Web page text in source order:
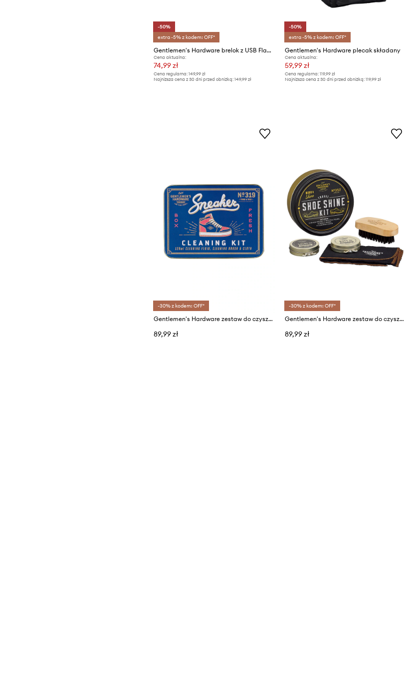
-50%
extra -5% z kodem: OFF*
Gentlemen's Hardware brelok z USB Flash Drive 16 GB
Cena aktualna:
74,99 zł
Cena regularna: 149,99 zł
Najniższa cena z 30 dni przed obniżką: 149,99 zł
-50%
extra -5% z kodem: OFF*
Gentlemen's Hardware plecak składany
Cena aktualna:
59,99 zł
Cena regularna: 119,99 zł
Najniższa cena z 30 dni przed obniżką: 119,99 zł
-30% z kodem: OFF*
Gentlemen's Hardware zestaw do czyszczenia obuwia
89,99 zł
-30% z kodem: OFF*
Gentlemen's Hardware zestaw do czyszczenia obuwia
89,99 zł